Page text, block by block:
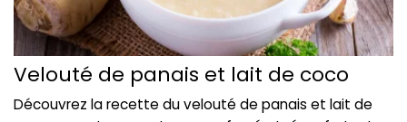
Velouté de panais et lait de coco
Découvrez la recette du velouté de panais et lait de